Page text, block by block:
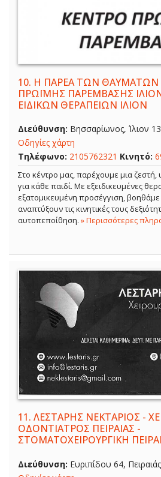
10. Η ΠΑΡΕΑ ΤΩΝ ΘΑΥΜΑΤΩΝ
ΠΡΩΪΜΗΣ ΠΑΡΕΜΒΑΣΗΣ
ΕΙΔΙΚΩΝ ΘΕΡΑΠΕΙΩΝ ΙΛΙΟΝ
Διεύθυνση: Βησσαρίωνος, Ίλιον
Οδηγίες χάρτη
Τηλέφωνο: 2105762321 Κινητό:
Στο κέντρο μας, παρέχουμε μια ζεστή,
για κάθε παιδί. Με εξειδικευμένες
εξατομικευμένη προσέγγιση, βοηθάμε
αναπτύξουν τις κινητικές τους
αυτοπεποίθηση. » Περισσότερες
11. ΛΕΣΤΑΡΗΣ ΝΕΚΤΑΡΙΟΣ -
ΟΔΟΝΤΙΑΤΡΟΣ ΠΕΙΡΑΙΑΣ -
ΣΤΟΜΑΤΟΧΕΙΡΟΥΡΓΙΚΗ
Διεύθυνση: Ευριπίδου 64,